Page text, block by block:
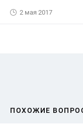
2 мая 2017
ПОХОЖИЕ